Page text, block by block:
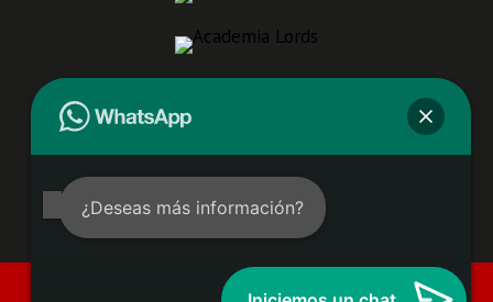
Condiciones de uso Aviso de privacidad Aviso
¿Deseas más información?